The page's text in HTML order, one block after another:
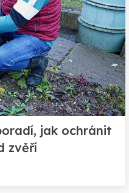
jak ochránit
zvěří